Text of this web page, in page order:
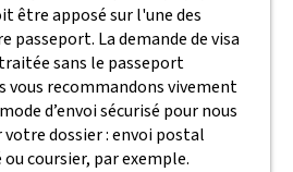
être apposé sur l'une des
passeport. La demande de visa
sans le passeport
vous recommandons vivement
d’envoi sécurisé pour nous
dossier : envoi postal
coursier, par exemple.